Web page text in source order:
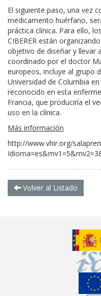
El siguiente paso, una vez
medicamento huérfano,
práctica clínica. Para ello,
CIBERER están
objetivo de diseñar y llevar
coordinado por el doctor
europeos, incluye al grupo
Universidad de Columbia
reconocido en esta
Francia, que produciría el
uso en la clínica.
Más información
http://www.vhir.org/
Volver al Listado